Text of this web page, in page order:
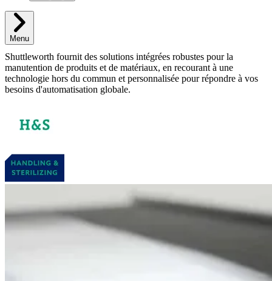
Menu
Shuttleworth fournit des solutions intégrées robustes pour la
manutention de produits et de matériaux, en recourant à une
technologie hors du commun et personnalisée pour répondre à vos
besoins d'automatisation globale.